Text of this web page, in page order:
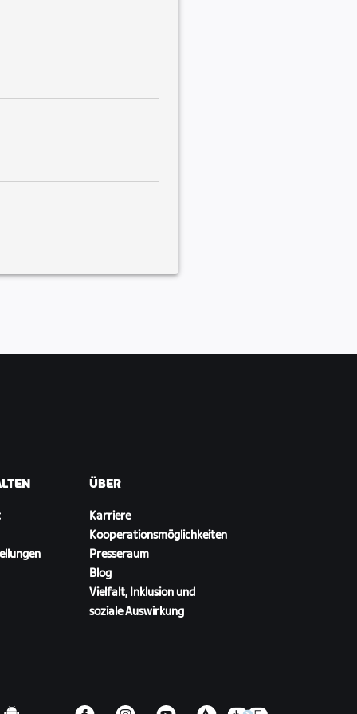
ÜBER
Karriere
Kooperationsmöglichkeiten
Presseraum
Blog
Vielfalt, Inklusion und
soziale Auswirkung